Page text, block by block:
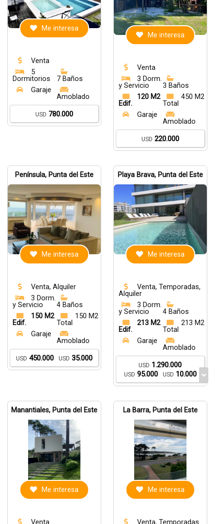
Me interesa
Venta
5
Dormitorios
7 Baños
Garaje
Amoblado
USD 780.000
Me interesa
Venta
3 Dorm.
y Servicio
3 Baños
120 M2
Edif.
450 M2
Total
Garaje
Amoblado
USD 220.000
Península, Punta del Este
Me interesa
Venta, Alquiler
3 Dorm.
y Servicio
4 Baños
150 M2
Edif.
150 M2
Total
Garaje
Amoblado
USD 450.000 USD 35.000
Playa Brava, Punta del Este
Me interesa
Venta, Temporadas,
Alquiler
3 Dorm.
y Servicio
4 Baños
213 M2
Edif.
213 M2
Total
Garaje
Amoblado
USD 1.290.000
USD 95.000 USD 10.000
Manantiales, Punta del Este
Me interesa
Venta
La Barra, Punta del Este
Me interesa
Venta, Temporadas